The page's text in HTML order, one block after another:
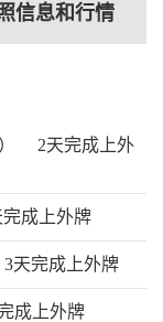
信息和行情
2天完成上外
完成上外牌
3天完成上外牌
成上外牌